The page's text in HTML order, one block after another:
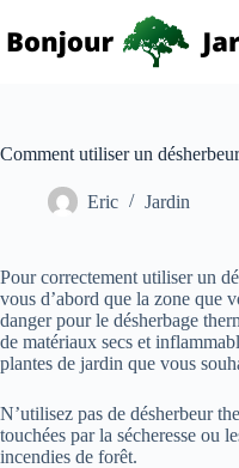
au
contenu
Comment utiliser un
Eric Jardin
Pour correctement utiliser un
vous d’abord que la zone que
danger pour le désherbage
de matériaux secs et
plantes de jardin que vous
N’utilisez pas de désherbeur
touchées par la sécheresse ou
incendies de forêt.